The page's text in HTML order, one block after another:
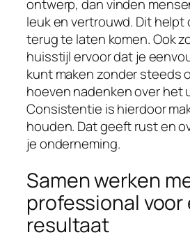
ontwerp, dan vinden
leuk en vertrouwd. Dit helpt
terug te laten komen. Ook
huisstijl ervoor dat je
kunt maken zonder steeds
hoeven nadenken over het
Consistentie is hierdoor
houden. Dat geeft rust en
je onderneming.
Samen werken
professional voor
resultaat